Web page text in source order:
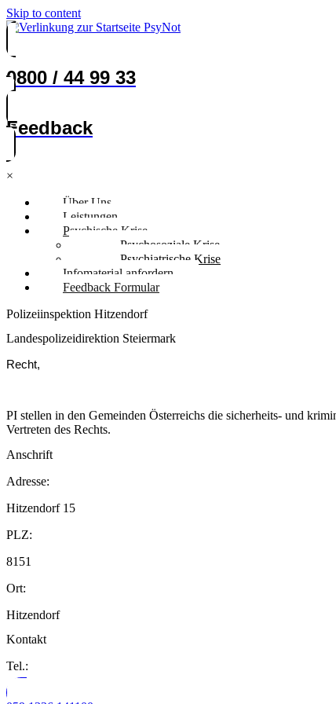
Skip to content
0800 / 44 99 33
Feedback
×
Über Uns
Leistungen
Psychische Krise
Psychosoziale Krise
Psychiatrische Krise
Infomaterial anfordern
Feedback Formular
Polizeiinspektion Hitzendorf
Landespolizeidirektion Steiermark
Recht,
PI stellen in den Gemeinden Österreichs die sicherheits- und
Vertreten des Rechts.
Anschrift
Adresse:
Hitzendorf 15
PLZ:
8151
Ort:
Hitzendorf
Kontakt
Tel.: